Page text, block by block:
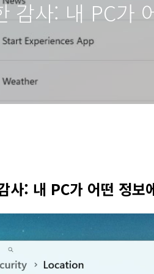
감사: 내 PC가
: 내 PC가 어떤 정보